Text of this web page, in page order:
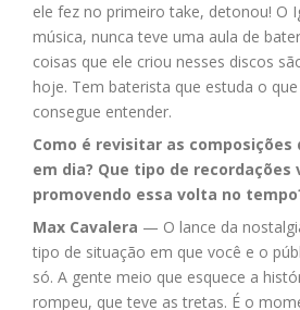
ele fez no primeiro take, detonou! O
música, nunca teve uma aula de
coisas que ele criou nesses discos
hoje. Tem baterista que estuda o
consegue entender.
Como é revisitar as composições
em dia? Que tipo de recordações
promovendo essa volta no
Max Cavalera — O lance da
tipo de situação em que você e o
só. A gente meio que esquece a
rompeu, que teve as tretas. É o